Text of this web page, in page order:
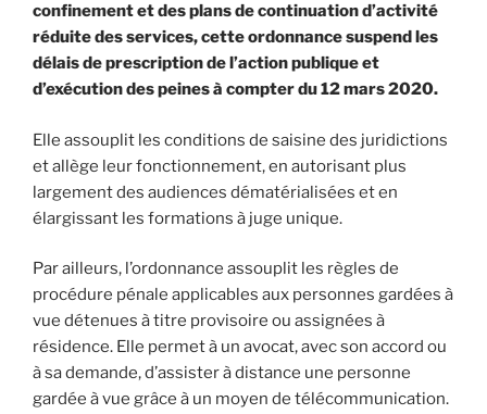
confinement et des plans de continuation d’activité
réduite des services, cette ordonnance suspend les
délais de prescription de l’action publique et
d’exécution des peines à compter du 12 mars 2020.
Elle assouplit les conditions de saisine des juridictions
et allège leur fonctionnement, en autorisant plus
largement des audiences dématérialisées et en
élargissant les formations à juge unique.
Par ailleurs, l’ordonnance assouplit les règles de
procédure pénale applicables aux personnes gardées à
vue détenues à titre provisoire ou assignées à
résidence. Elle permet à un avocat, avec son accord ou
à sa demande, d’assister à distance une personne
gardée à vue grâce à un moyen de télécommunication.